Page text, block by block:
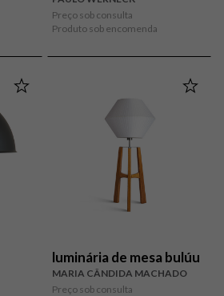
Preço sob consulta
Produto sob encomenda
luminária de mesa bulúu
MARIA CÂNDIDA MACHADO
Preço sob consulta